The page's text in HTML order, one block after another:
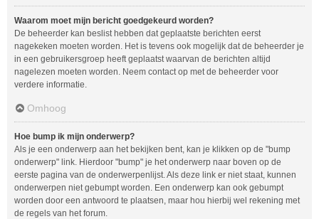
Waarom moet mijn bericht goedgekeurd worden?
De beheerder kan beslist hebben dat geplaatste berichten eerst
nagekeken moeten worden. Het is tevens ook mogelijk dat de beheerder je
in een gebruikersgroep heeft geplaatst waarvan de berichten altijd
nagelezen moeten worden. Neem contact op met de beheerder voor
verdere informatie.
Omhoog
Hoe bump ik mijn onderwerp?
Als je een onderwerp aan het bekijken bent, kan je klikken op de "bump
onderwerp" link. Hierdoor "bump" je het onderwerp naar boven op de
eerste pagina van de onderwerpenlijst. Als deze link er niet staat, kunnen
onderwerpen niet gebumpt worden. Een onderwerp kan ook gebumpt
worden door een antwoord te plaatsen, maar hou hierbij wel rekening met
de regels van het forum.